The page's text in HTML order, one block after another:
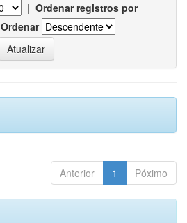
| Ordenar registros por
Ordenar
Anterior 1 Póximo